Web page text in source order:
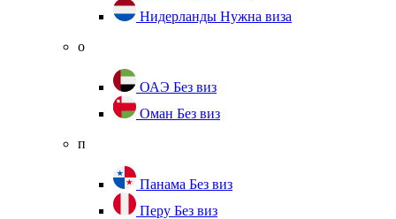
Нидерланды Нужна виза
о
ОАЭ Без виз
Оман Без виз
п
Панама Без виз
Перу Без виз